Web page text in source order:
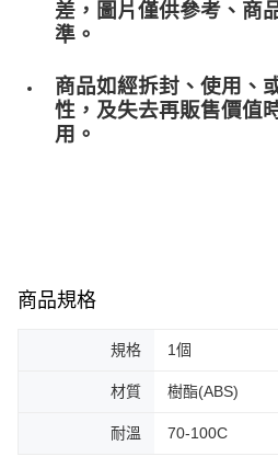
差，圖片僅供參考、商
準。
商品如經拆封、使用、
性，及失去再販售價值
用。
商品規格
規格 1個
材質 樹酯(ABS)
耐溫 70-100C